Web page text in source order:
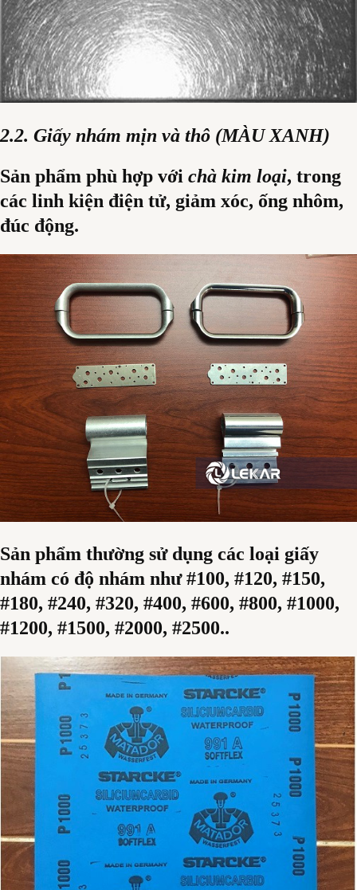
2.2. Giấy nhám mịn và thô (MÀU XANH)
Sản phẩm phù hợp với chà kim loại, trong
các linh kiện điện tử, giảm xóc, ống nhôm,
đúc động.
Sản phẩm thường sử dụng các loại giấy
nhám có độ nhám như #100, #120, #150,
#180, #240, #320, #400, #600, #800, #1000,
#1200, #1500, #2000, #2500..